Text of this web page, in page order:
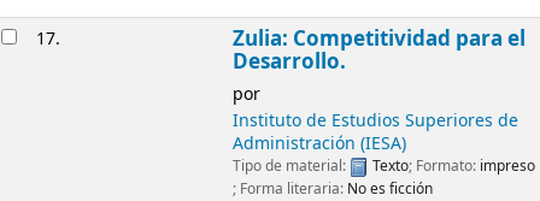
17. Zulia: Competitividad para el
Desarrollo.
por
Instituto de Estudios Superiores de
Administración (IESA)
Tipo de material: Texto; Formato: impreso
; Forma literaria: No es ficción